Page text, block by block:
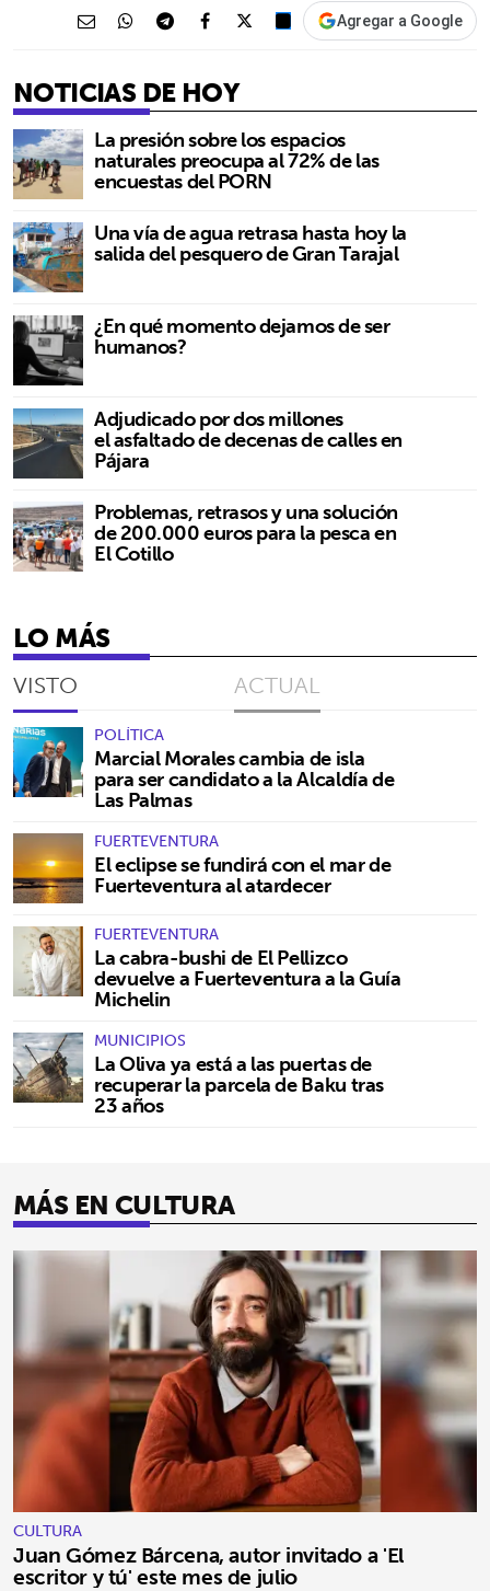
Agregar a Google
NOTICIAS DE HOY
La presión sobre los espacios
naturales preocupa al 72% de las
encuestas del PORN
Una vía de agua retrasa hasta hoy la
salida del pesquero de Gran Tarajal
¿En qué momento dejamos de ser
humanos?
Adjudicado por dos millones
el asfaltado de decenas de calles en
Pájara
Problemas, retrasos y una solución
de 200.000 euros para la pesca en
El Cotillo
LO MÁS
VISTO ACTUAL
POLÍTICA
Marcial Morales cambia de isla
para ser candidato a la Alcaldía de
Las Palmas
FUERTEVENTURA
El eclipse se fundirá con el mar de
Fuerteventura al atardecer
FUERTEVENTURA
La cabra-bushi de El Pellizco
devuelve a Fuerteventura a la Guía
Michelin
MUNICIPIOS
La Oliva ya está a las puertas de
recuperar la parcela de Baku tras
23 años
MÁS EN CULTURA
CULTURA
Juan Gómez Bárcena, autor invitado a 'El
escritor y tú' este mes de julio